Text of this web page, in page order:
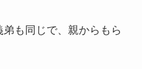
も同じで、親からもら